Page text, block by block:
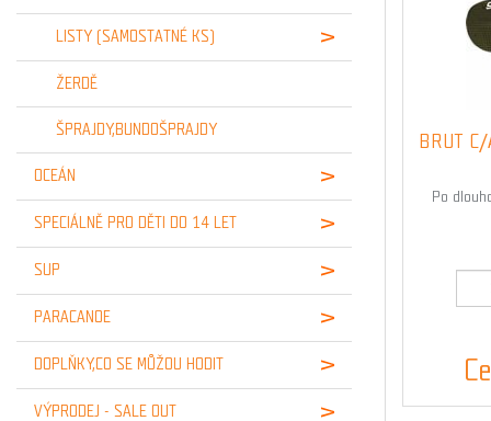
LISTY (SAMOSTATNÉ KS)
ŽERDĚ
ŠPRAJDY,BUNDOŠPRAJDY
OCEÁN
SPECIÁLNĚ PRO DĚTI DO 14 LET
SUP
PARACANOE
DOPLŇKY,CO SE MŮŽOU HODIT
VÝPRODEJ - SALE OUT
BRUT C/
Po